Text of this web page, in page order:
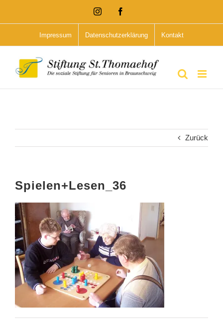
Inhalt
Instagram
Impressum Datenschutzerklärung Kontakt
Zurück
Spielen+Lesen_36